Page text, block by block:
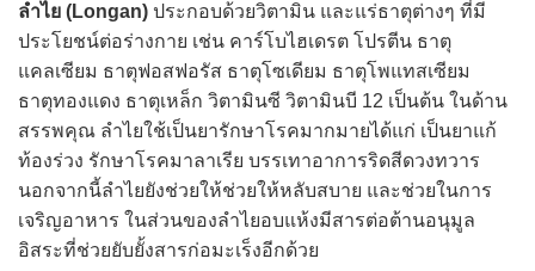
ลำไย (Longan) ประกอบด้วยวิตามิน และแร่ธาตุต่างๆ ที่มี
ประโยชน์ต่อร่างกาย เช่น คาร์โบไฮเดรต โปรตีน ธาตุ
แคลเซียม ธาตุฟอสฟอรัส ธาตุโซเดียม ธาตุโพแทสเซียม
ธาตุทองแดง ธาตุเหล็ก วิตามินซี วิตามินบี 12 เป็นต้น ในด้าน
สรรพคุณ ลำไยใช้เป็นยารักษาโรคมากมายได้แก่ เป็นยาแก้
ท้องร่วง รักษาโรคมาลาเรีย บรรเทาอาการริดสีดวงทวาร
นอกจากนี้ลำไยยังช่วยให้ช่วยให้หลับสบาย และช่วยในการ
เจริญอาหาร ในส่วนของลำไยอบแห้งมีสารต่อต้านอนุมูล
อิสระที่ช่วยยับยั้งสารก่อมะเร็งอีกด้วย